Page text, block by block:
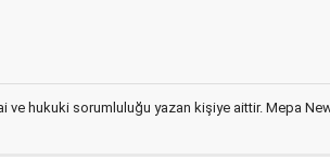
ve hukuki sorumluluğu yazan kişiye aittir. Mepa